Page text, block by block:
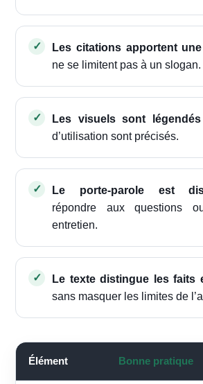
Les citations apportent
ne se limitent pas à un slogan.
Les visuels sont légendés
d’utilisation sont précisés.
Le porte-parole est
répondre aux questions
entretien.
Le texte distingue les faits
sans masquer les limites de
Élément Bonne pratique